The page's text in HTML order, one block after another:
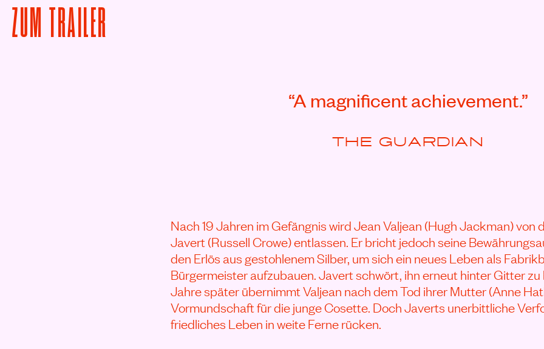
ZUMTRAILER
“A magnificent achievement.”
THE GUARDIAN
Nach 19 Jahren im Gefängnis wird Jean Valjean (Hugh Jackman) von
Javert (Russell Crowe) entlassen. Er bricht jedoch seine
den Erlös aus gestohlenem Silber, um sich ein neues Leben als
Bürgermeister aufzubauen. Javert schwört, ihn erneut hinter Gitter
Jahre später übernimmt Valjean nach dem Tod ihrer Mutter (Anne
Vormundschaft für die junge Cosette. Doch Javerts unerbittliche
friedliches Leben in weite Ferne rücken.